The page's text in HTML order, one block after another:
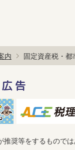
内 固定資産税・都
広告
奨等をするものでは